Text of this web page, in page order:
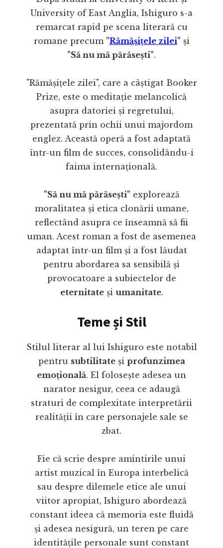
University of East Anglia, Ishiguro s-a
remarcat rapid pe scena literară cu
romane precum "Rămășițele zilei" și
"Să nu mă părăsești".
"Rămășițele zilei", care a câștigat Booker
Prize, este o meditație melancolică
asupra datoriei și regretului,
prezentată prin ochii unui majordom
englez. Această operă a fost adaptată
într-un film de succes, consolidându-i
faima internațională.
"Să nu mă părăsești" explorează
moralitatea și etica clonării umane,
reflectând asupra ce înseamnă să fii
uman. Acest roman a fost de asemenea
adaptat într-un film și a fost lăudat
pentru abordarea sa sensibilă și
provocatoare a subiectelor de
eternitateși umanitate.
Teme și Stil
Stilul literar al lui Ishiguro este notabil
pentru subtilitateși profunzimea
emoțională. El folosește adesea un
narator nesigur, ceea ce adaugă
straturi de complexitate interpretării
realității în care personajele sale se
zbat.
Fie că scrie despre amintirile unui
artist muzical în Europa interbelică
sau despre dilemele etice ale unui
viitor apropiat, Ishiguro abordează
constant ideea că memoria este fluidă
și adesea nesigură, un teren pe care
identitățile personale sunt constant